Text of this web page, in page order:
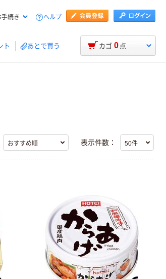
続き ヘルプ
ト あとで買う カゴ 0 点
表示件数：